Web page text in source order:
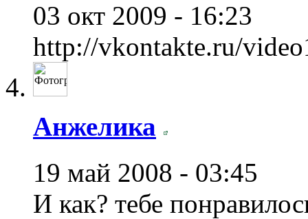
03 окт 2009 - 16:23
http://vkontakte.ru/
Анжелика
19 май 2008 - 03:45
И как? тебе